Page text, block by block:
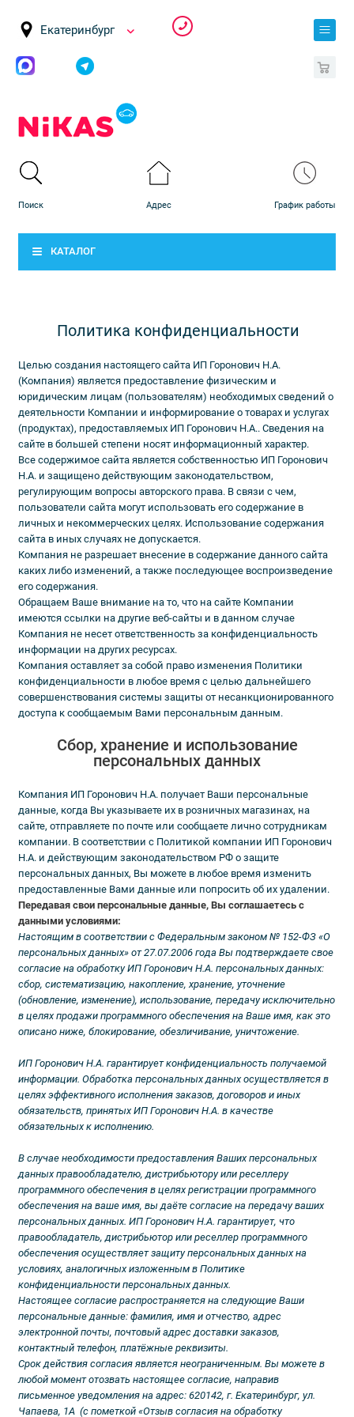
Екатеринбург
КАТАЛОГ
Политика конфиденциальности
Целью создания настоящего сайта ИП Горонович Н.А.
(Компания) является предоставление физическим и
юридическим лицам (пользователям) необходимых сведений о
деятельности Компании и информирование о товарах и услугах
(продуктах), предоставляемых ИП Горонович Н.А.. Сведения на
сайте в большей степени носят информационный характер.
Все содержимое сайта является собственностью ИП Горонович
Н.А. и защищено действующим законодательством,
регулирующим вопросы авторского права. В связи с чем,
пользователи сайта могут использовать его содержание в
личных и некоммерческих целях. Использование содержания
сайта в иных случаях не допускается.
Компания не разрешает внесение в содержание данного сайта
каких либо изменений, а также последующее воспроизведение
его содержания.
Обращаем Ваше внимание на то, что на сайте Компании
имеются ссылки на другие веб-сайты и в данном случае
Компания не несет ответственность за конфиденциальность
информации на других ресурсах.
Компания оставляет за собой право изменения Политики
конфиденциальности в любое время с целью дальнейшего
совершенствования системы защиты от несанкционированного
доступа к сообщаемым Вами персональным данным.
Сбор, хранение и использование
персональных данных
Компания ИП Горонович Н.А. получает Ваши персональные
данные, когда Вы указываете их в розничных магазинах, на
сайте, отправляете по почте или сообщаете лично сотрудникам
компании. В соответствии с Политикой компании ИП Горонович
Н.А. и действующим законодательством РФ о защите
персональных данных, Вы можете в любое время изменить
предоставленные Вами данные или попросить об их удалении.
Передавая свои персональные данные, Вы соглашаетесь с
данными условиями:
Настоящим в соответствии с Федеральным законом № 152-ФЗ «О
персональных данных» от 27.07.2006 года Вы подтверждаете свое
согласие на обработку ИП Горонович Н.А. персональных данных:
сбор, систематизацию, накопление, хранение, уточнение
(обновление, изменение), использование, передачу исключительно
в целях продажи программного обеспечения на Ваше имя, как это
описано ниже, блокирование, обезличивание, уничтожение.
ИП Горонович Н.А. гарантирует конфиденциальность получаемой
информации. Обработка персональных данных осуществляется в
целях эффективного исполнения заказов, договоров и иных
обязательств, принятых ИП Горонович Н.А. в качестве
обязательных к исполнению.
В случае необходимости предоставления Ваших персональных
данных правообладателю, дистрибьютору или реселлеру
программного обеспечения в целях регистрации программного
обеспечения на ваше имя, вы даёте согласие на передачу ваших
персональных данных. ИП Горонович Н.А. гарантирует, что
правообладатель, дистрибьютор или реселлер программного
обеспечения осуществляет защиту персональных данных на
условиях, аналогичных изложенным в Политике
конфиденциальности персональных данных.
Настоящее согласие распространяется на следующие Ваши
персональные данные: фамилия, имя и отчество, адрес
электронной почты, почтовый адрес доставки заказов,
контактный телефон, платёжные реквизиты.
Срок действия согласия является неограниченным. Вы можете в
любой момент отозвать настоящее согласие, направив
письменное уведомления на адрес: 620142, г. Екатеринбург, ул.
Чапаева, 1А (с пометкой «Отзыв согласия на обработку